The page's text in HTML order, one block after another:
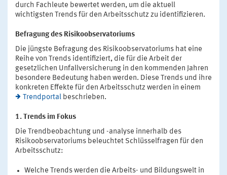
durch Fachleute bewertet werden, um die aktuell
wichtigsten Trends für den Arbeitsschutz zu identifizieren.
Befragung des Risikoobservatoriums
Die jüngste Befragung des Risikoobservatoriums hat eine
Reihe von Trends identifiziert, die für die Arbeit der
gesetzlichen Unfallversicherung in den kommenden Jahren
besondere Bedeutung haben werden. Diese Trends und ihre
konkreten Effekte für den Arbeitsschutz werden in einem
Trendportal beschrieben.
1. Trends im Fokus
Die Trendbeobachtung und -analyse innerhalb des
Risikoobservatoriums beleuchtet Schlüsselfragen für den
Arbeitsschutz:
Welche Trends werden die Arbeits- und Bildungswelt in